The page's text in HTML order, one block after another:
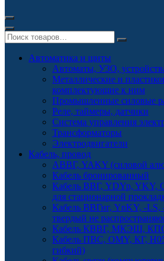
Автоматика и щиты
Автоматы, УЗО,
Металлические и
комплектующие к ним
Промышленные силовые
Реле, таймеры, датчики
Система управления
Трансформаторы
Электродвигатели
Кабель, провод
АВВГ, YAKY (силовой
Кабель бронированный
Кабель ВВГ, YDYp, YKY,
для стационарной
Кабель ВВГнг, YnKY, -LS,
твердый не
Кабель КВВГ, МКЭШ,
Кабель ПВС, OMY, КГ,
гибкий)